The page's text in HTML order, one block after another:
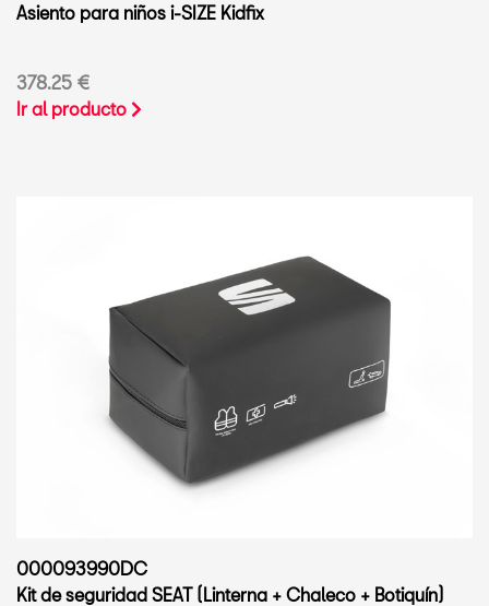
Asiento para niños i-SIZE Kidfix
378.25 €
Ir al producto
000093990DC
Kit de seguridad SEAT (Linterna + Chaleco + Botiquín)